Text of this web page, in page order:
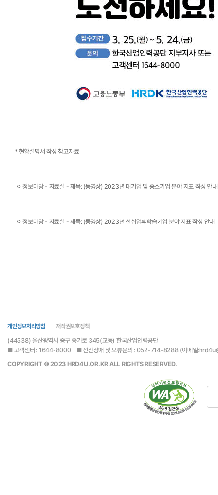
* 현황설명서 작성 참고자료
ㅇ 정보마당 - 자료실 - 제목: (동영상) 2023년 대기업 및 중소기업 분야 지표 작성 안내
ㅇ 정보마당 - 자료실 - 제목: (동영상) 2023년 선취업후학습기업 분야 지표 작성 안내
개인정보처리방침 저작권보호정책
(44538) 울산광역시 중구 종가로 345(교동) 한국산업인력공단
■ 고객센터 : 1644-8000 ■ 전산장애 및 오류문의 : 052-714-8288 (이메일
COPYRIGHT © 2023 HRD4U.OR.KR ALL RIGHTS RESERVED.